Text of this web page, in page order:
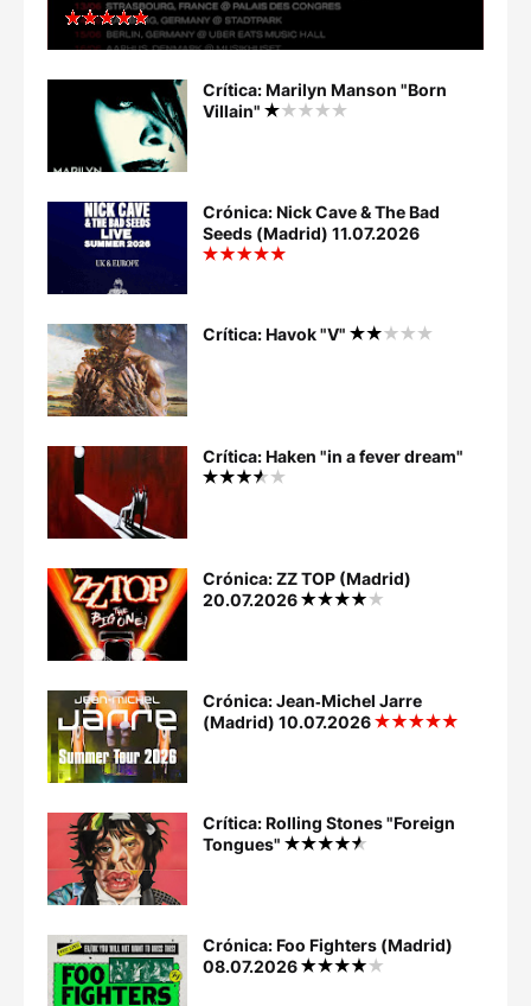
Crítica: Marilyn Manson "Born
Villain"
Crónica: Nick Cave & The Bad
Seeds (Madrid) 11.07.2026
Crítica: Havok "V"
Crítica: Haken "in a fever dream"
Crónica: ZZ TOP (Madrid)
20.07.2026
Crónica: Jean‐Michel Jarre
(Madrid) 10.07.2026
Crítica: Rolling Stones "Foreign
Tongues"
Crónica: Foo Fighters (Madrid)
08.07.2026